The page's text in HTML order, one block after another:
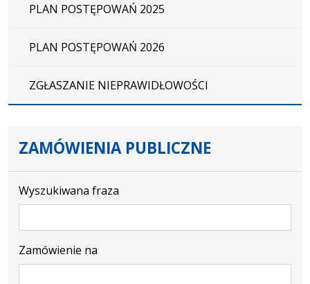
PLAN POSTĘPOWAŃ 2025
PLAN POSTĘPOWAŃ 2026
ZGŁASZANIE NIEPRAWIDŁOWOŚCI
ZAMÓWIENIA PUBLICZNE
Wyszukiwana fraza
Zamówienie na